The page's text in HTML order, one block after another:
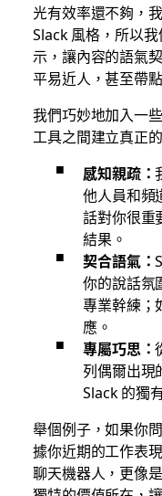
光有效率還不夠，
Slack 風格，所以
示，讓內容的語氣
平易近人，甚至帶
我們巧妙地加入一
工具之間建立真正
感知親疏：
他人員和頻
話對你很重
結果。
契合語氣：
你的說話氛
專業幹練；
應。
專屬巧思：
列偶爾出現
Slack 的獨
舉個例子，如果你
據你近期的工作表
聊天機器人，更像